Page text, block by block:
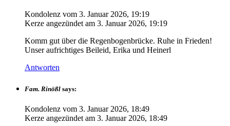
Kondolenz vom 3. Januar 2026, 19:19
Kerze angezündet am 3. Januar 2026, 19:19
Komm gut über die Regenbogenbrücke. Ruhe in Frieden!
Unser aufrichtiges Beileid, Erika und Heinerl
Antworten
Fam. Rinößl says:
Kondolenz vom 3. Januar 2026, 18:49
Kerze angezündet am 3. Januar 2026, 18:49